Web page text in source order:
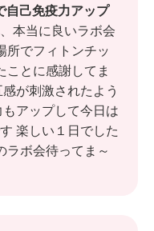
自己免疫力アップ
本当に良いラボ会
所でフィトンチッ
ことに感謝してま
が刺激されたよう
アップして今日は
楽しい１日でした
ラボ会待ってま～